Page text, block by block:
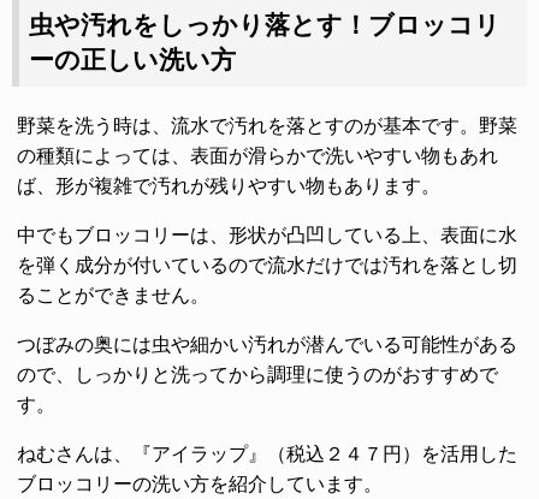
虫や汚れをしっかり落とす！ブロッコリ
ーの正しい洗い方
野菜を洗う時は、流水で汚れを落とすのが基本です。野菜
の種類によっては、表面が滑らかで洗いやすい物もあれ
ば、形が複雑で汚れが残りやすい物もあります。
中でもブロッコリーは、形状が凸凹している上、表面に水
を弾く成分が付いているので流水だけでは汚れを落とし切
ることができません。
つぼみの奥には虫や細かい汚れが潜んでいる可能性がある
ので、しっかりと洗ってから調理に使うのがおすすめで
す。
ねむさんは、『アイラップ』（税込２４７円）を活用した
ブロッコリーの洗い方を紹介しています。